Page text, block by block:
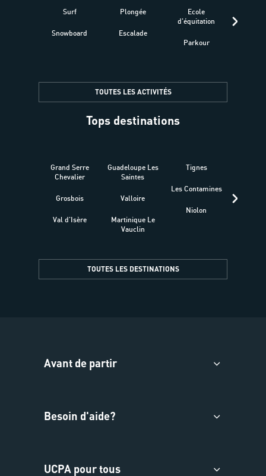
Surf
Snowboard
Plongée
Escalade
Ecole
d'équitation
Parkour
TOUTES LES ACTIVITÉS
Tops destinations
Grand Serre
Chevalier
Grosbois
Val d'Isère
Guadeloupe Les
Saintes
Valloire
Martinique Le
Vauclin
Tignes
Les Contamines
Niolon
TOUTES LES DESTINATIONS
Avant de partir
Besoin d'aide?
UCPA pour tous